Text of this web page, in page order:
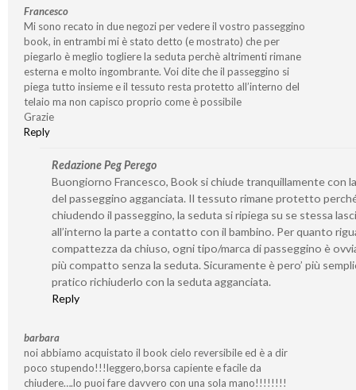
Francesco
Mi sono recato in due negozi per vedere il vostro passeggino
book, in entrambi mi è stato detto (e mostrato) che per
piegarlo è meglio togliere la seduta perchè altrimenti rimane
esterna e molto ingombrante. Voi dite che il passeggino si
piega tutto insieme e il tessuto resta protetto all’interno del
telaio ma non capisco proprio come è possibile
Grazie
Reply
Redazione Peg Perego
Buongiorno Francesco, Book si chiude tranquillamente con
del passeggino agganciata. Il tessuto rimane protetto
chiudendo il passeggino, la seduta si ripiega su se stessa
all’interno la parte a contatto con il bambino. Per quanto
compattezza da chiuso, ogni tipo/marca di passeggino è
più compatto senza la seduta. Sicuramente è pero’ più
pratico richiuderlo con la seduta agganciata.
Reply
barbara
noi abbiamo acquistato il book cielo reversibile ed è a dir
poco stupendo!!!leggero,borsa capiente e facile da
chiudere….lo puoi fare davvero con una sola mano!!!!!!!!